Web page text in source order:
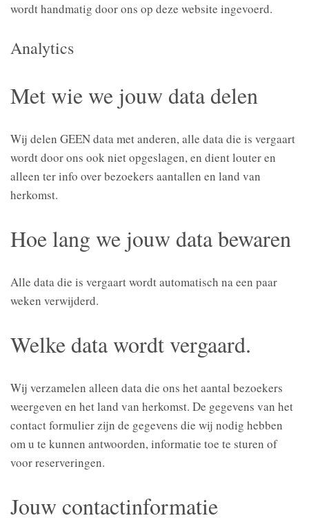
wordt handmatig door ons op deze website ingevoerd.
Analytics
Met wie we jouw data delen
Wij delen GEEN data met anderen, alle data die is vergaart
wordt door ons ook niet opgeslagen, en dient louter en
alleen ter info over bezoekers aantallen en land van
herkomst.
Hoe lang we jouw data bewaren
Alle data die is vergaart wordt automatisch na een paar
weken verwijderd.
Welke data wordt vergaard.
Wij verzamelen alleen data die ons het aantal bezoekers
weergeven en het land van herkomst. De gegevens van het
contact formulier zijn de gegevens die wij nodig hebben
om u te kunnen antwoorden, informatie toe te sturen of
voor reserveringen.
Jouw contactinformatie